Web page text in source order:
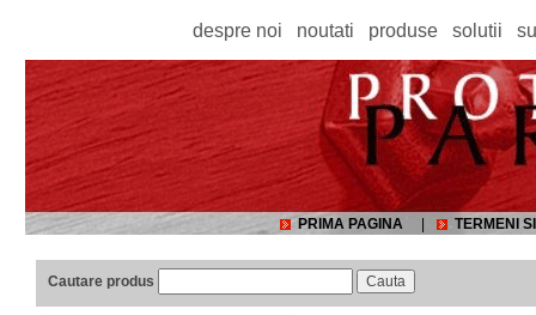
despre noi noutati produse solutii
PRIMA PAGINA TERMENI
Cautare produs